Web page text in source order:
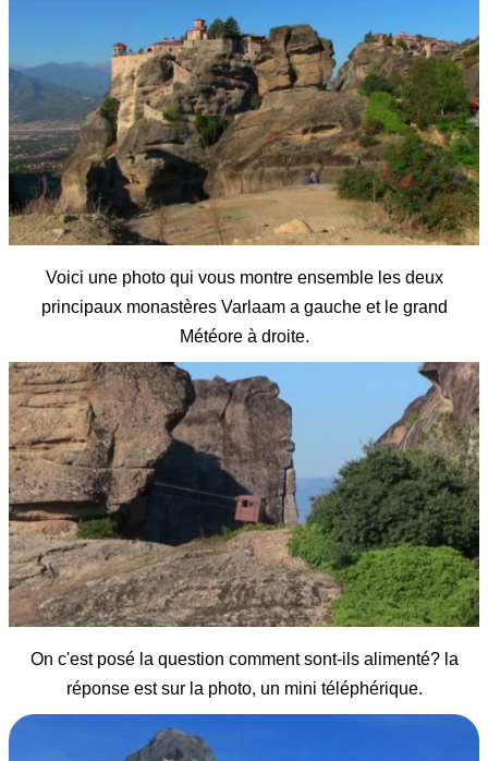
Voici une photo qui vous montre ensemble les deux
principaux monastères Varlaam a gauche et le grand
Météore à droite.
On c'est posé la question comment sont-ils alimenté? la
réponse est sur la photo, un mini téléphérique.